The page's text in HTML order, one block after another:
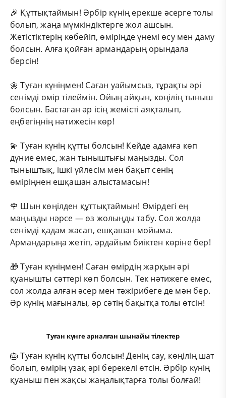
🎉 Құттықтаймын! Әрбір күнің ерекше әсерге толы
болып, жаңа мүмкіндіктерге жол ашсын.
Жетістіктерің көбейіп, өміріңде үнемі өсу мен даму
болсын. Алға қойған армандарың орындала
берсін!
🌼 Туған күніңмен! Саған уайымсыз, тұрақты әрі
сенімді өмір тілеймін. Ойың айқын, көңілің тыныш
болсын. Бастаған әр ісің жемісті аяқталып,
еңбегіңнің нәтижесін көр!
💫 Туған күнің құтты болсын! Кейде адамға көп
дүние емес, жан тыныштығы маңызды. Сол
тыныштық, ішкі үйлесім мен бақыт сенің
өміріңнен ешқашан алыстамасын!
🌹 Шын көңілден құттықтаймын! Өмірдегі ең
маңызды нәрсе — өз жолыңды табу. Сол жолда
сенімді қадам жасап, ешқашан мойыма.
Армандарыңа жетіп, әрдайым биіктен көріне бер!
🎁 Туған күніңмен! Саған өмірдің жарқын әрі
қуанышты сәттері көп болсын. Тек нәтижеге емес,
сол жолда алған әсер мен тәжірибеге де мән бер.
Әр күнің мағыналы, әр сәтің бақытқа толы өтсін!
Туған күнге арналған шынайы тілектер
🎂 Туған күнің құтты болсын! Денің сау, көңілің шат
болып, өмірің ұзақ әрі берекелі өтсін. Әрбір күнің
қуаныш пен жақсы жаңалықтарға толы болғай!